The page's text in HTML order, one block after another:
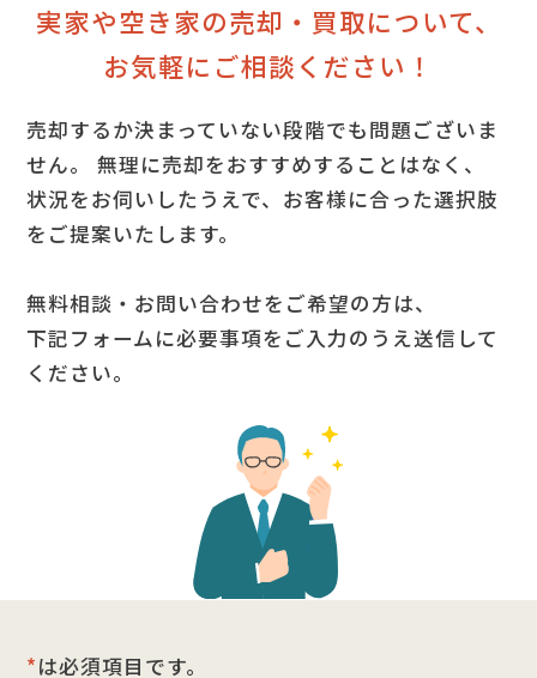
実家や空き家の売却・買取について、
お気軽にご相談ください！
売却するか決まっていない段階でも問題ございま
せん。
無理に売却をおすすめすることはなく、
状況をお伺いしたうえで、お客様に合った選択肢
をご提案いたします。
無料相談・お問い合わせをご希望の方は、
下記フォームに必要事項をご入力のうえ送信して
ください。
*は必須項目です。